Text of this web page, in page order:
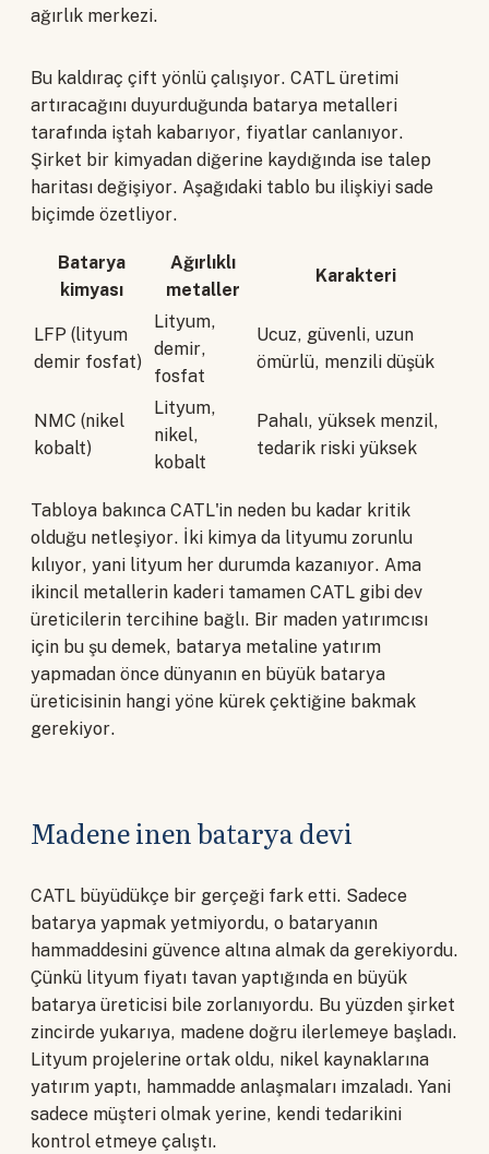
ağırlık merkezi.
Bu kaldıraç çift yönlü çalışıyor. CATL üretimi
artıracağını duyurduğunda batarya metalleri
tarafında iştah kabarıyor, fiyatlar canlanıyor.
Şirket bir kimyadan diğerine kaydığında ise talep
haritası değişiyor. Aşağıdaki tablo bu ilişkiyi sade
biçimde özetliyor.
Batarya
kimyası
Ağırlıklı
metaller
Karakteri
LFP (lityum
demir fosfat)
Lityum,
demir,
fosfat
Ucuz, güvenli, uzun
ömürlü, menzili düşük
NMC (nikel
kobalt)
Lityum,
nikel,
kobalt
Pahalı, yüksek menzil,
tedarik riski yüksek
Tabloya bakınca CATL'in neden bu kadar kritik
olduğu netleşiyor. İki kimya da lityumu zorunlu
kılıyor, yani lityum her durumda kazanıyor. Ama
ikincil metallerin kaderi tamamen CATL gibi dev
üreticilerin tercihine bağlı. Bir maden yatırımcısı
için bu şu demek, batarya metaline yatırım
yapmadan önce dünyanın en büyük batarya
üreticisinin hangi yöne kürek çektiğine bakmak
gerekiyor.
Madene inen batarya devi
CATL büyüdükçe bir gerçeği fark etti. Sadece
batarya yapmak yetmiyordu, o bataryanın
hammaddesini güvence altına almak da gerekiyordu.
Çünkü lityum fiyatı tavan yaptığında en büyük
batarya üreticisi bile zorlanıyordu. Bu yüzden şirket
zincirde yukarıya, madene doğru ilerlemeye başladı.
Lityum projelerine ortak oldu, nikel kaynaklarına
yatırım yaptı, hammadde anlaşmaları imzaladı. Yani
sadece müşteri olmak yerine, kendi tedarikini
kontrol etmeye çalıştı.